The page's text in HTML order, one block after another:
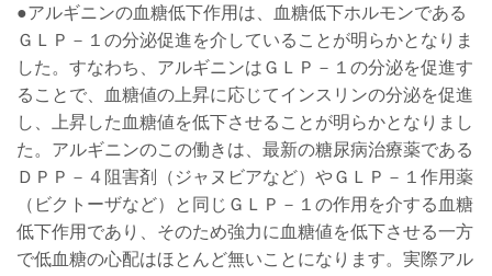
●アルギニンの血糖低下作用は、血糖低下ホルモンである
ＧＬＰ－１の分泌促進を介していることが明らかとなりま
した。すなわち、アルギニンはＧＬＰ－１の分泌を促進す
ることで、血糖値の上昇に応じてインスリンの分泌を促進
し、上昇した血糖値を低下させることが明らかとなりまし
た。アルギニンのこの働きは、最新の糖尿病治療薬である
ＤＰＰ－４阻害剤（ジャヌビアなど）やＧＬＰ－１作用薬
（ビクトーザなど）と同じＧＬＰ－１の作用を介する血糖
低下作用であり、そのため強力に血糖値を低下させる一方
で低血糖の心配はほとんど無いことになります。実際アル